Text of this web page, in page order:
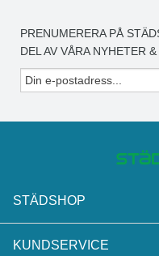
PRENUMERERA PÅ
DEL AV VÅRA NYHETER &
STÄDSHOP
KUNDSERVICE